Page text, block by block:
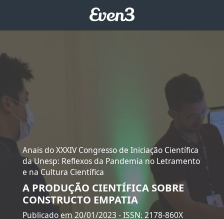
Anais do XXXIV Congresso de Iniciação Científica
da Unesp: Reflexos da Pandemia no Letramento
e na Cultura Científica
A PRODUÇÃO CIENTÍFICA SOBRE
CONSTRUCTO EMPATIA
Publicado em 20/01/2023 - ISSN: 2178-860X